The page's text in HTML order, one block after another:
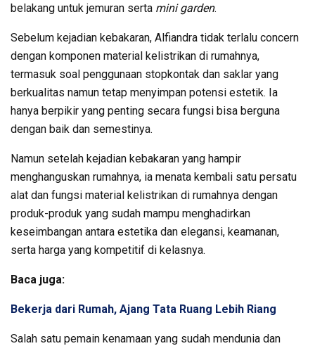
belakang untuk jemuran serta mini garden.
Sebelum kejadian kebakaran, Alfiandra tidak terlalu concern
dengan komponen material kelistrikan di rumahnya,
termasuk soal penggunaan stopkontak dan saklar yang
berkualitas namun tetap menyimpan potensi estetik. Ia
hanya berpikir yang penting secara fungsi bisa berguna
dengan baik dan semestinya.
Namun setelah kejadian kebakaran yang hampir
menghanguskan rumahnya, ia menata kembali satu persatu
alat dan fungsi material kelistrikan di rumahnya dengan
produk-produk yang sudah mampu menghadirkan
keseimbangan antara estetika dan elegansi, keamanan,
serta harga yang kompetitif di kelasnya.
Baca juga:
Bekerja dari Rumah, Ajang Tata Ruang Lebih Riang
Salah satu pemain kenamaan yang sudah mendunia dan